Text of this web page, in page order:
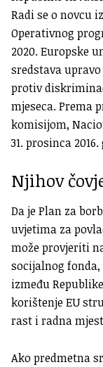
Radi se o novcu
Operativnog
2020. Europske
sredstava
protiv
mjeseca. Prema
komisijom,
31. prosinca
Njihov
Da je Plan za
uvjetima za
može provjeriti
socijalnog fonda,
između
korištenje EU
rast i radna
Ako predmetna